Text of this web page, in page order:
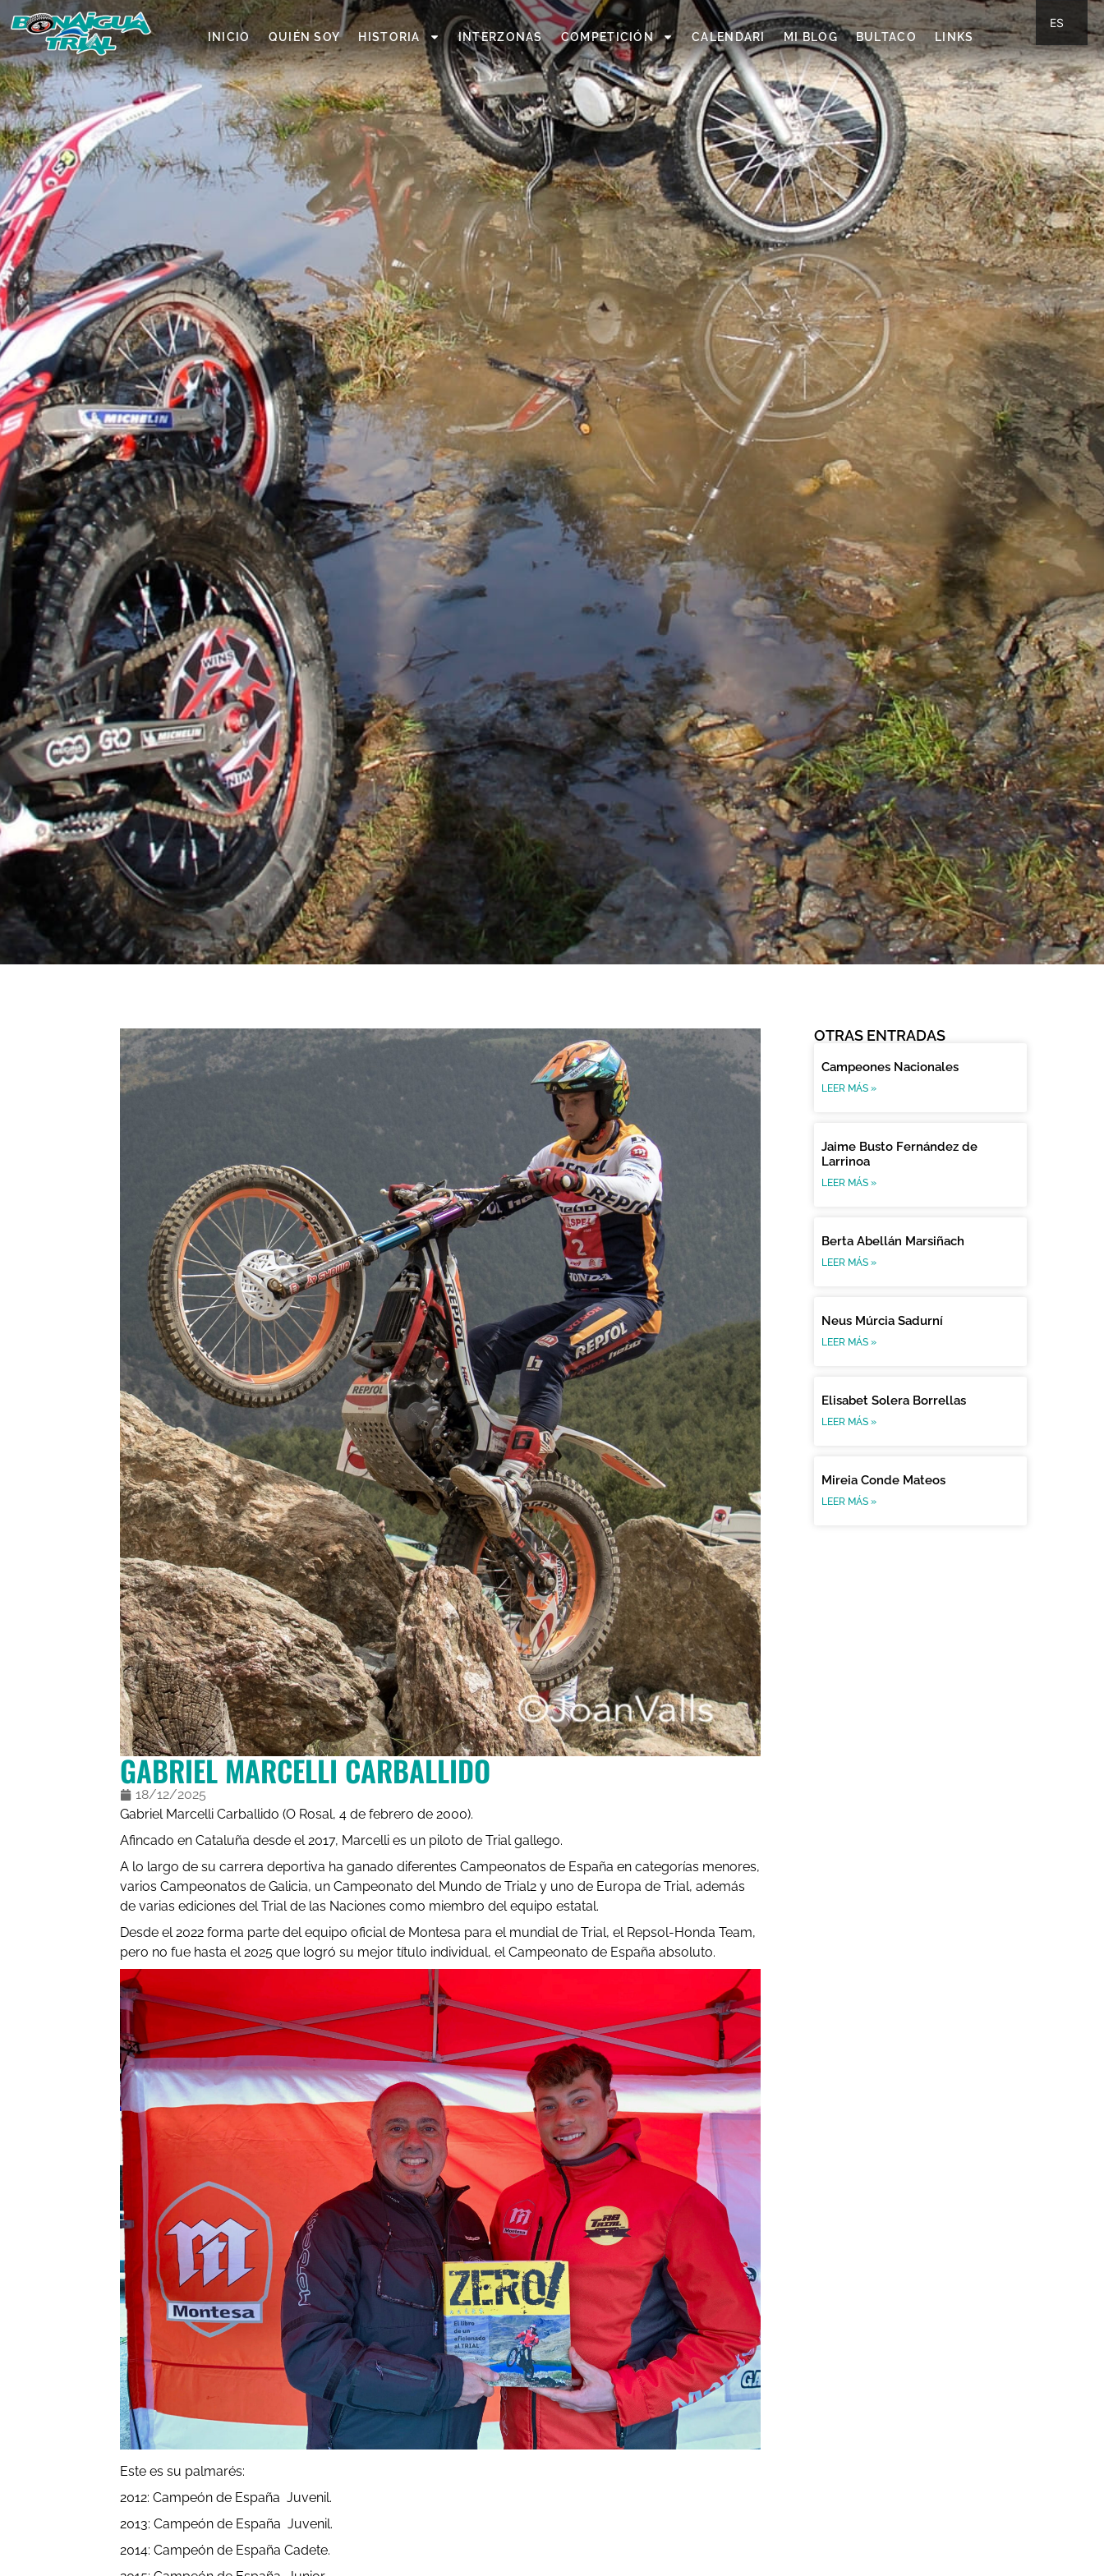
INICIO QUIÉN SOY HISTORIA INTERZONAS COMPETICIÓN CALENDARI MI BLOG BULTACO LINKS
GABRIEL MARCELLI CARBALLIDO
18/12/2025
Gabriel Marcelli Carballido (O Rosal, 4 de febrero de 2000).
Afincado en Cataluña desde el 2017, Marcelli es un piloto de Trial gallego.
A lo largo de su carrera deportiva ha ganado diferentes Campeonatos de España en categorías menores,
varios Campeonatos de Galicia, un Campeonato del Mundo de Trial2 y uno de Europa de Trial, además
de varias ediciones del Trial de las Naciones como miembro del equipo estatal.
Desde el 2022 forma parte del equipo oficial de Montesa para el mundial de Trial, el Repsol-Honda Team,
pero no fue hasta el 2025 que logró su mejor título individual, el Campeonato de España absoluto.
Este es su palmarés:
2012: Campeón de España Juvenil.
2013: Campeón de España Juvenil.
2014: Campeón de España Cadete.
OTRAS ENTRADAS
Campeones Nacionales
LEER MÁS »
Jaime Busto Fernández de
Larrinoa
LEER MÁS »
Berta Abellán Marsiñach
LEER MÁS »
Neus Múrcia Sadurní
LEER MÁS »
Elisabet Solera Borrellas
LEER MÁS »
Mireia Conde Mateos
LEER MÁS »
ES
CA